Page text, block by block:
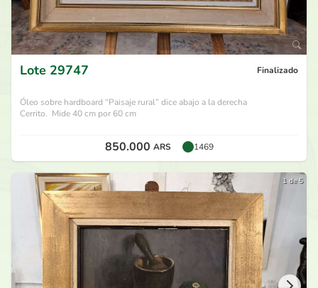
Lote 29747 Finalizado
Óleo sobre hardboard “Paisaje rural” dice abajo a la derecha
Cerrito. Mide 40 cm por 60 cm
850.000 ARS 1469
1 de 5